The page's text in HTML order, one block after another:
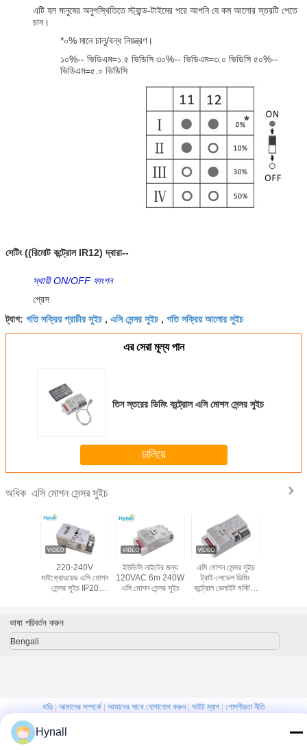
এটি হল মানুষের অনুপস্থিতিতে স্ট্যান্ড-টাইমের পরে আপনি যে কম আলোর স্তরটি পেতে
চান।
*০% মানে চালু/বন্ধ নিয়ন্ত্রণ।
১০%-- ভিডিএম=১.৫ ভিডিসি ৩০%-- ভিডিএম=৩.০ ভিডিসি ৫০%--
ভিডিএম=৫.০ ভিডিসি
সেটিং ((রিমোট কন্ট্রোল IR12) দ্বারা--
স্থায়ী ON/OFF ফাংশন
প্রেস
ট্যাগ: গতি সক্রিয় প্রাচীর সুইচ, এসি সেন্সর সুইচ, গতি সক্রিয় আলোর সুইচ
এর সেরা মূল্য পান
তিন স্তরের ডিমিং কন্ট্রোল এসি মোশন সেন্সর সুইচ
চালিয়ে
অধিক এসি মোশন সেন্সর সুইচ
220-240V
মাইক্রোওয়েভ এসি মোশন
সেন্সর সুইচ IP20
ইউভিসি লাইটের জন্য
120VAC 6m 240W
এসি মোশন সেন্সর সুইচ
এসি মোশন সেন্সর সুইচ
ট্রাই-লেভেল ডিমিং
কন্ট্রোল ডেলাইট মনিটরিং
ভাষা পরিবর্তন করুন
Bengali
বাড়ি| আমাদের সম্পর্কে| আমাদের সাথে যোগাযোগ করুন| সাইট ম্যাপ| গোপনীয়তা নীতি
Hynall